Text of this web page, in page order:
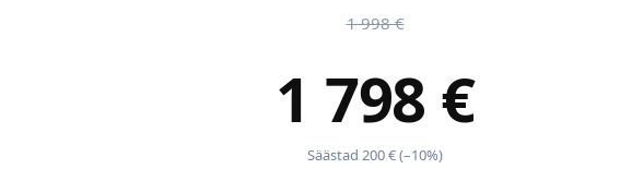
1 998 €
1 798 €
Säästad 200 € (–10%)